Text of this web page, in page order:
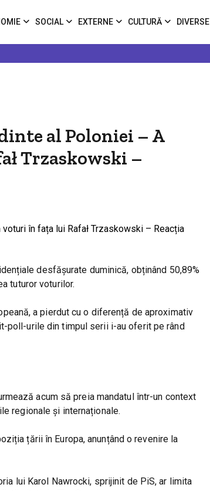
SOCIAL EXTERNE CULTURĂ DIVERSE
al Poloniei – A
Trzaskowski –
desfășurate duminică, obținând 50,89%
tuturor voturilor.
a pierdut cu o diferență de aproximativ
poll-urile din timpul serii i-au oferit pe rând
acum să preia mandatul într-un context
regionale și internaționale.
țării în Europa, anunțând o revenire la
lui Karol Nawrocki, sprijinit de PiS, ar limita